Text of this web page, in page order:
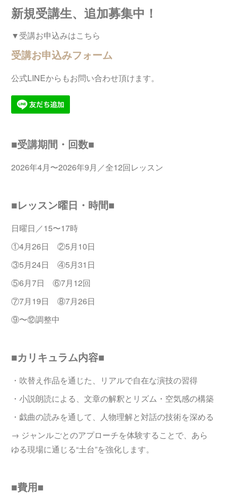
新規受講生、追加募集中！
▼受講お申込みはこちら
受講お申込みフォーム
公式LINEからもお問い合わせ頂けます。
■受講期間・回数■
2026年4月〜2026年9月／全12回レッスン
■レッスン曜日・時間■
日曜日／15〜17時
①4月26日 ②5月10日
③5月24日 ④5月31日
⑤6月7日 ⑥7月12回
⑦7月19日 ⑧7月26日
⑨〜⑫調整中
■カリキュラム内容■
・吹替え作品を通じた、リアルで自在な演技の習得
・小説朗読による、文章の解釈とリズム・空気感の構築
・戯曲の読みを通して、人物理解と対話の技術を深める
→ ジャンルごとのアプローチを体験することで、あら
ゆる現場に通じる“土台”を強化します。
■費用■